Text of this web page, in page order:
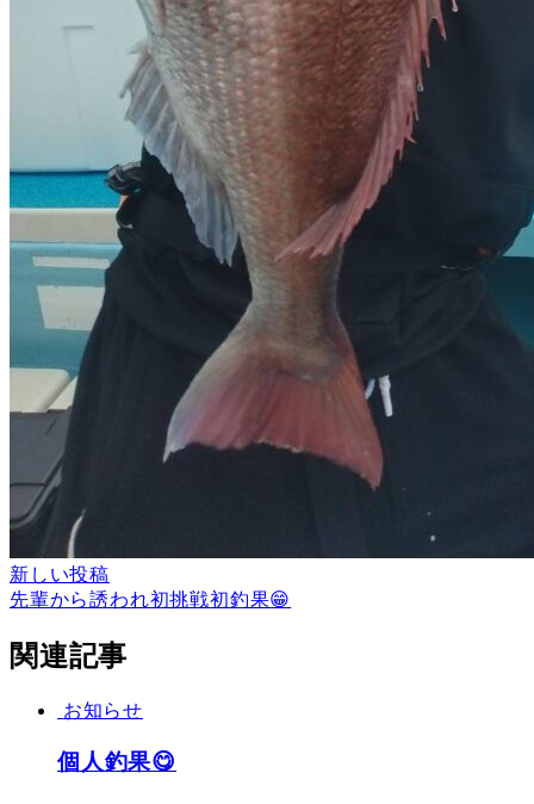
新しい投稿
先輩から誘われ初挑戦初釣果😁
関連記事
お知らせ
個人釣果😋